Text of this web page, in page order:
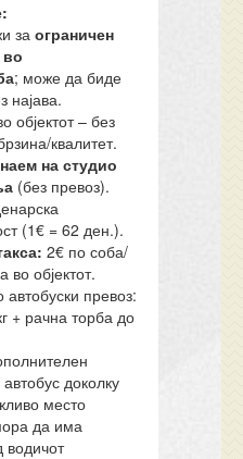
заограничен
во
; може да биде
најава.
објектот – без
квалитет.
наем на студио
(без превоз).
(1€ = 62 ден.).
2€ по соба/
во објектот.
превоз:
+ рачна торба до
доколку
место
да има
водичот